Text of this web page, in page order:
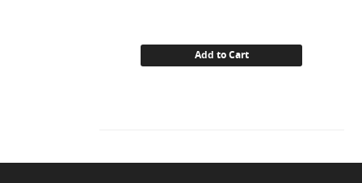
Add to Cart